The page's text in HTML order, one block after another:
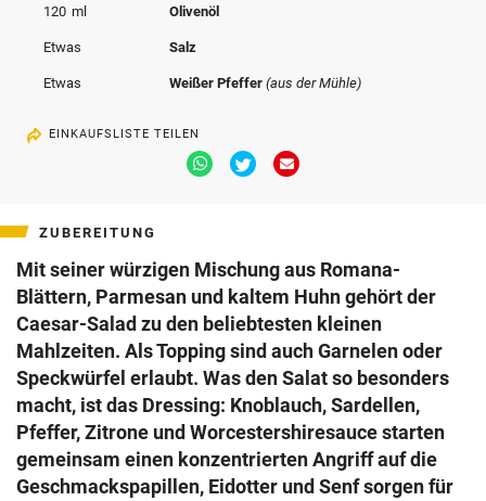
120 ml Olivenöl
Etwas Salz
Etwas Weißer Pfeffer(aus der Mühle)
EINKAUFSLISTE TEILEN
Via
Whatsapp
Via
Twitter
Via
ZUBEREITUNG
Mit seiner würzigen Mischung aus Romana-
Blättern, Parmesan und kaltem Huhn gehört der
Caesar-Salad zu den beliebtesten kleinen
Mahlzeiten. Als Topping sind auch Garnelen oder
Speckwürfel erlaubt. Was den Salat so besonders
macht, ist das Dressing: Knoblauch, Sardellen,
Pfeffer, Zitrone und Worcestershiresauce starten
gemeinsam einen konzentrierten Angriff auf die
Geschmackspapillen, Eidotter und Senf sorgen für